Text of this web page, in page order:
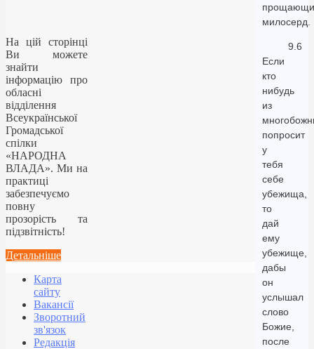
милосерд.
9.6
Если
кто
нибудь
из
попросит
у
тебя
себе
убежища,
то
дай
ему
убежище,
дабы
он
услышал
слово
Божие,
после
На цій сторінці
Ви можете
знайти
інформацію про
обласні
відділення
Всеукраїнської
Громадської
спілки
«НАРОДНА
ВЛАДА». Ми на
практиці
забезпечуємо
повну
прозорість та
підзвітність!
Детальніше
Карта
сайту
Вакансії
Зворотний
зв'язок
Редакція